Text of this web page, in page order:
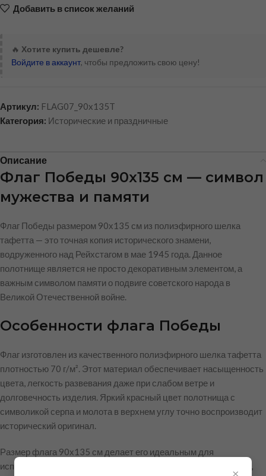
Добавить в список желаний
🔥 Хотите купить дешевле?
Войдите в аккаунт, чтобы предложить свою цену!
Артикул: FLAG07_90x135T
Категория: Исторические и праздничные
Описание
Флаг Победы 90х135 см — символ
мужества и памяти
Флаг Победы размером 90х135 см из полиэфирного шелка
тафетта — это точная копия исторического знамени,
водруженного над Рейхстагом в мае 1945 года. Данное
полотнище является не просто декоративным элементом, а
важным символом памяти о подвиге советского народа в
Великой Отечественной войне.
Особенности флага Победы
Флаг изготовлен из качественного полиэфирного шелка тафетта
плотностью 70 г/м². Этот материал обеспечивает насыщенность
цвета, легкость развевания даже при слабом ветре и
долговечность изделия. Яркий красный цвет полотнища с
символикой серпа и молота в верхнем углу точно воспроизводит
исторический оригинал.
Размер флага 90х135 см делает его идеальным для
использования как на уличных флагштоках среднего размера,
×